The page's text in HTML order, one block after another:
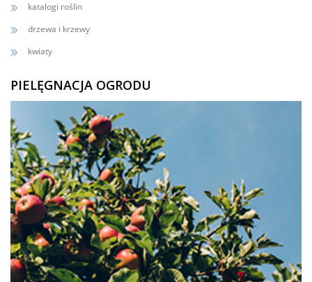
katalogi roślin
drzewa i krzewy
kwiaty
PIELĘGNACJA OGRODU